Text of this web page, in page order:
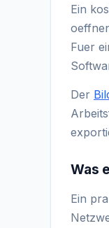
Ein
Fuer
Der
Was
Ein